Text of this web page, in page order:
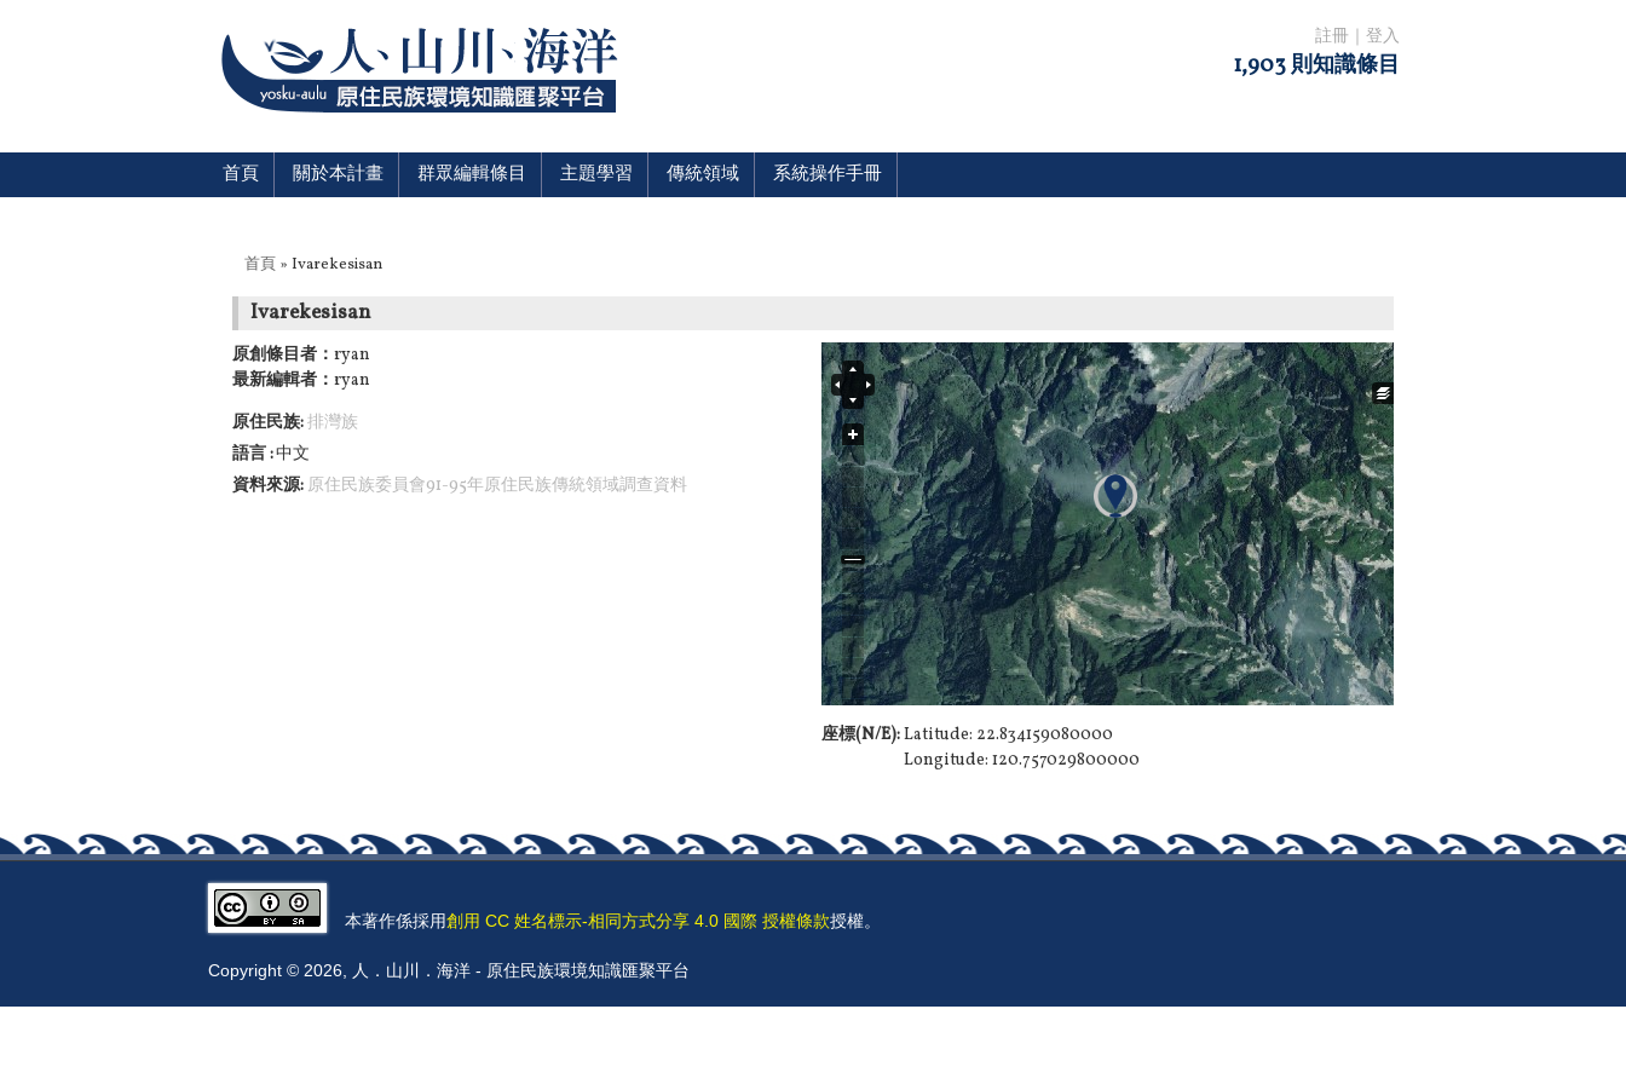
註冊 登入
1,903 則知識條目
首頁 關於本計畫 群眾編輯條目 主題學習 傳統領域 系統操作手冊
您在這裡
首頁 » Ivarekesisan
Ivarekesisan
原創條目者： ryan
最新編輯者： ryan
原住民族:排灣族
語言 中文
資料來源: 原住民族委員會91-95年原住民族傳統領域調查資料
座標(N/E):Latitude: 22.834159080000
Longitude: 120.757029800000
本著作係採用創用 CC 姓名標示-相同方式分享 4.0 國際 授權條款授權。
Copyright © 2026, 人．山川．海洋 - 原住民族環境知識匯聚平台